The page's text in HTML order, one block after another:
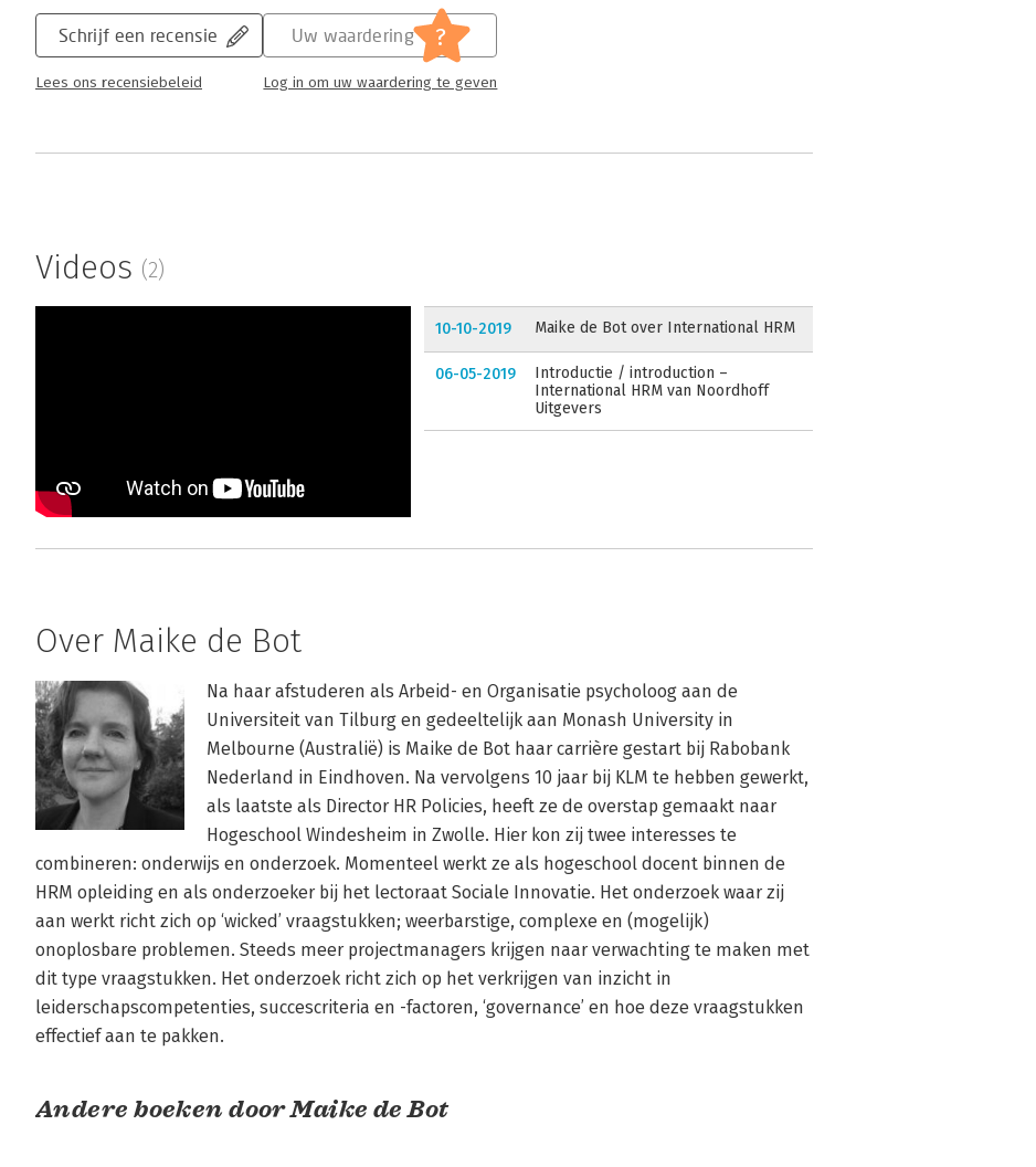
Schrijf een recensie
Lees ons recensiebeleid
Uw waardering ?
Log in om uw waardering te geven
Videos (2)
10-10-2019 Maike de Bot over International HRM
06-05-2019
Introductie / introduction –
International HRM van Noordhoff
Uitgevers
Over Maike de Bot
Na haar afstuderen als Arbeid- en Organisatie psycholoog aan de
Universiteit van Tilburg en gedeeltelijk aan Monash University in
Melbourne (Australië) is Maike de Bot haar carrière gestart bij Rabobank
Nederland in Eindhoven. Na vervolgens 10 jaar bij KLM te hebben gewerkt,
als laatste als Director HR Policies, heeft ze de overstap gemaakt naar
Hogeschool Windesheim in Zwolle. Hier kon zij twee interesses te
combineren: onderwijs en onderzoek. Momenteel werkt ze als hogeschool docent binnen de
HRM opleiding en als onderzoeker bij het lectoraat Sociale Innovatie. Het onderzoek waar zij
aan werkt richt zich op ‘wicked’ vraagstukken; weerbarstige, complexe en (mogelijk)
onoplosbare problemen. Steeds meer projectmanagers krijgen naar verwachting te maken met
dit type vraagstukken. Het onderzoek richt zich op het verkrijgen van inzicht in
leiderschapscompetenties, succescriteria en -factoren, ‘governance’ en hoe deze vraagstukken
effectief aan te pakken.
Andere boeken door Maike de Bot